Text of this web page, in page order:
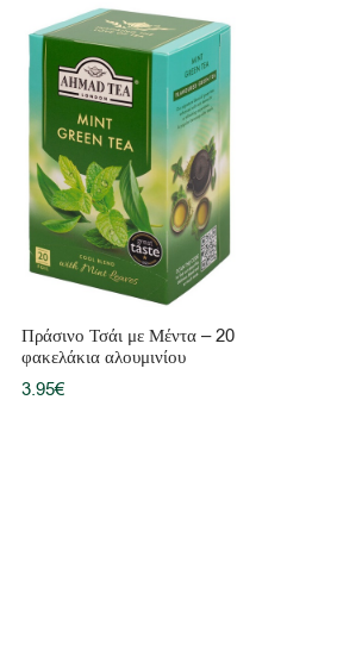
Πράσινο Τσάι με Μέντα – 20
φακελάκια αλουμινίου
3.95€